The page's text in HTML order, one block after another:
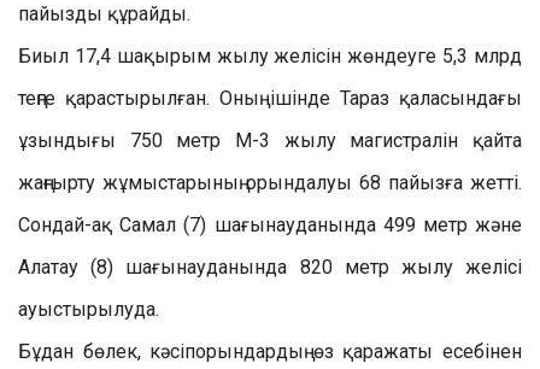
пайызды құрайды.
Биыл 17,4 шақырым жылу желісін жөндеуге 5,3 млрд
теңге қарастырылған. Оның ішінде Тараз қаласындағы
ұзындығы 750 метр М-3 жылу магистралін қайта
жаңғырту жұмыстарының орындалуы 68 пайызға жетті.
Сондай-ақ Самал (7) шағынауданында 499 метр және
Алатау (8) шағынауданында 820 метр жылу желісі
ауыстырылуда.
Бұдан бөлек, кәсіпорындардың өз қаражаты есебінен